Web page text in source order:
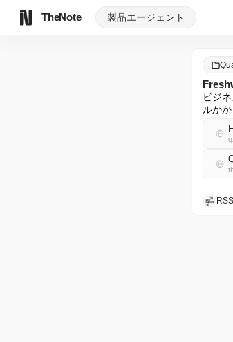
TheNote 製品エージェント
ビジ
ルか